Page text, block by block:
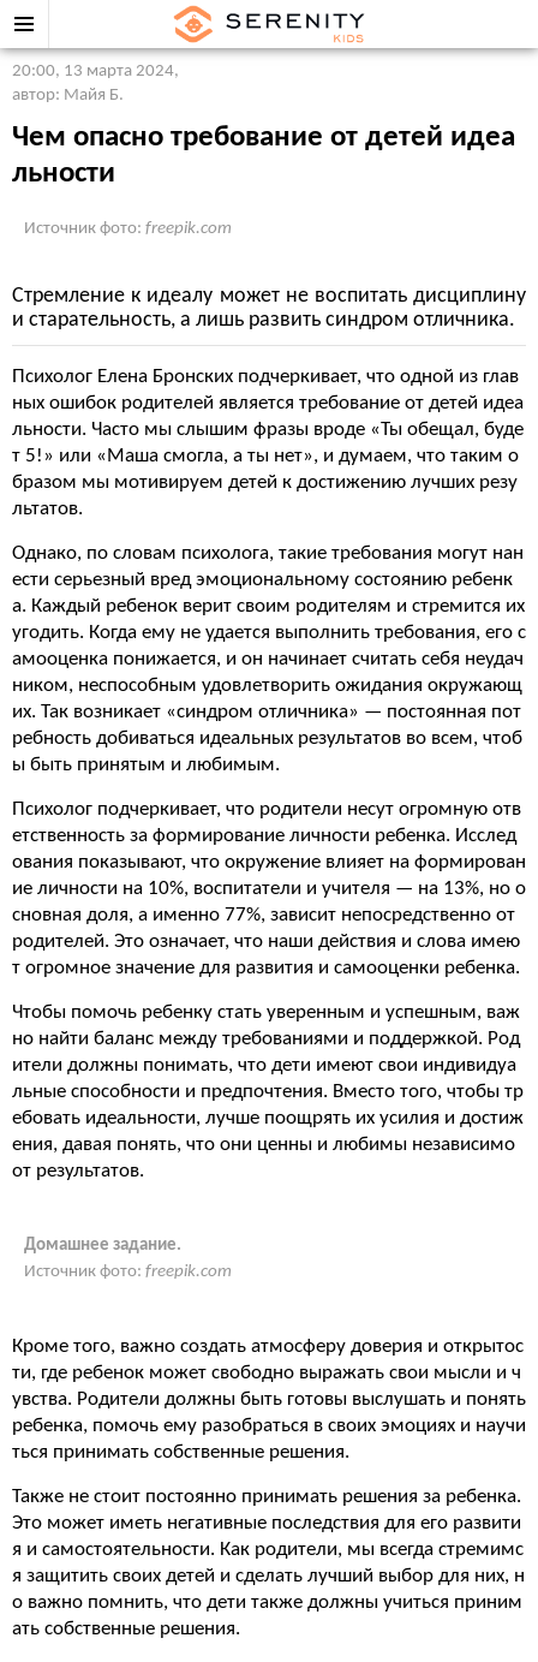
20:00, 13 марта 2024,
автор: Майя Б.
Чем опасно требование от детей идеа
льности
Источник фото: freepik.com
Стремление к идеалу может не воспитать дисциплину
и старательность, а лишь развить синдром отличника.
Психолог Елена Бронских подчеркивает, что одной из глав
ных ошибок родителей является требование от детей идеа
льности. Часто мы слышим фразы вроде «Ты обещал, буде
т 5!» или «Маша смогла, а ты нет», и думаем, что таким о
бразом мы мотивируем детей к достижению лучших резу
льтатов.
Однако, по словам психолога, такие требования могут нан
ести серьезный вред эмоциональному состоянию ребенк
а. Каждый ребенок верит своим родителям и стремится их
угодить. Когда ему не удается выполнить требования, его с
амооценка понижается, и он начинает считать себя неудач
ником, неспособным удовлетворить ожидания окружающ
их. Так возникает «синдром отличника» — постоянная пот
ребность добиваться идеальных результатов во всем, чтоб
ы быть принятым и любимым.
Психолог подчеркивает, что родители несут огромную отв
етственность за формирование личности ребенка. Исслед
ования показывают, что окружение влияет на формирован
ие личности на 10%, воспитатели и учителя — на 13%, но о
сновная доля, а именно 77%, зависит непосредственно от
родителей. Это означает, что наши действия и слова имею
т огромное значение для развития и самооценки ребенка.
Чтобы помочь ребенку стать уверенным и успешным, важ
но найти баланс между требованиями и поддержкой. Род
ители должны понимать, что дети имеют свои индивидуа
льные способности и предпочтения. Вместо того, чтобы тр
ебовать идеальности, лучше поощрять их усилия и достиж
ения, давая понять, что они ценны и любимы независимо
от результатов.
Домашнее задание.
Источник фото: freepik.com
Кроме того, важно создать атмосферу доверия и открытос
ти, где ребенок может свободно выражать свои мысли и ч
увства. Родители должны быть готовы выслушать и понять
ребенка, помочь ему разобраться в своих эмоциях и научи
ться принимать собственные решения.
Также не стоит постоянно принимать решения за ребенка.
Это может иметь негативные последствия для его развити
я и самостоятельности. Как родители, мы всегда стремимс
я защитить своих детей и сделать лучший выбор для них, н
о важно помнить, что дети также должны учиться приним
ать собственные решения.